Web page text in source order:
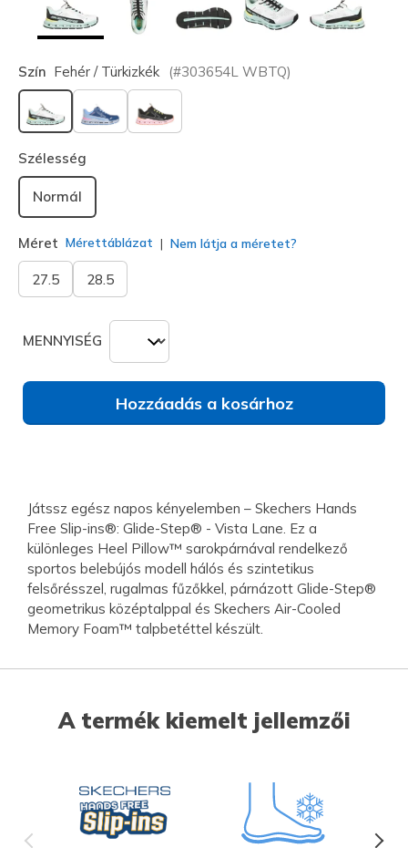
Szín Fehér / Türkizkék (#303654L WBTQ)
kiválasztva
Szélesség
Normál
Méret Mérettáblázat Nem látja a méretet?
27.5 28.5
MENNYISÉG
Hozzáadás a kosárhoz
Játssz egész napos kényelemben – Skechers Hands
Free Slip-ins®: Glide-Step® - Vista Lane. Ez a
különleges Heel Pillow™ sarokpárnával rendelkező
sportos belebújós modell hálós és szintetikus
felsőrésszel, rugalmas fűzőkkel, párnázott Glide-Step®
geometrikus középtalppal és Skechers Air-Cooled
Memory Foam™ talpbetéttel készült.
A termék kiemelt jellemzői